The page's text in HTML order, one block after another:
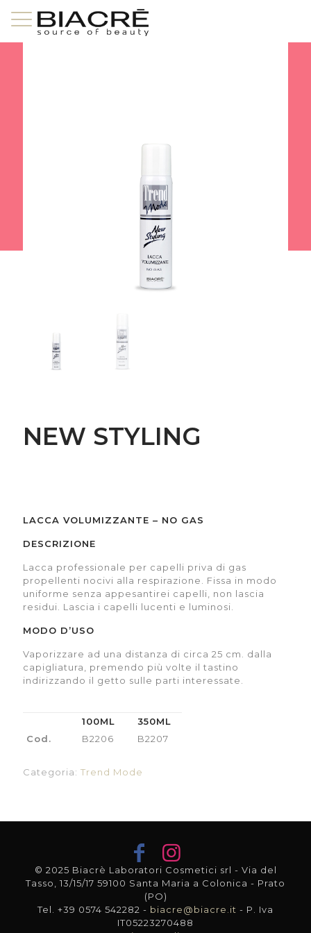
NEW STYLING
LACCA VOLUMIZZANTE – NO GAS
DESCRIZIONE
Lacca professionale per capelli priva di gas
propellenti nocivi alla respirazione. Fissa in modo
uniforme senza appesantirei capelli, non lascia
residui. Lascia i capelli lucenti e luminosi.
MODO D’USO
Vaporizzare ad una distanza di circa 25 cm. dalla
capigliatura, premendo più volte il tastino
indirizzando il getto sulle parti interessate.
100ML
350ML
Cod.
B2206 B2207
Categoria: Trend Mode
© 2025 Biacrè Laboratori Cosmetici srl - Via del
Tasso, 13/15/17 59100 Santa Maria a Colonica - Prato
(PO)
Tel. +39 0574 542282 - biacre@biacre.it - P. Iva
IT05223270488